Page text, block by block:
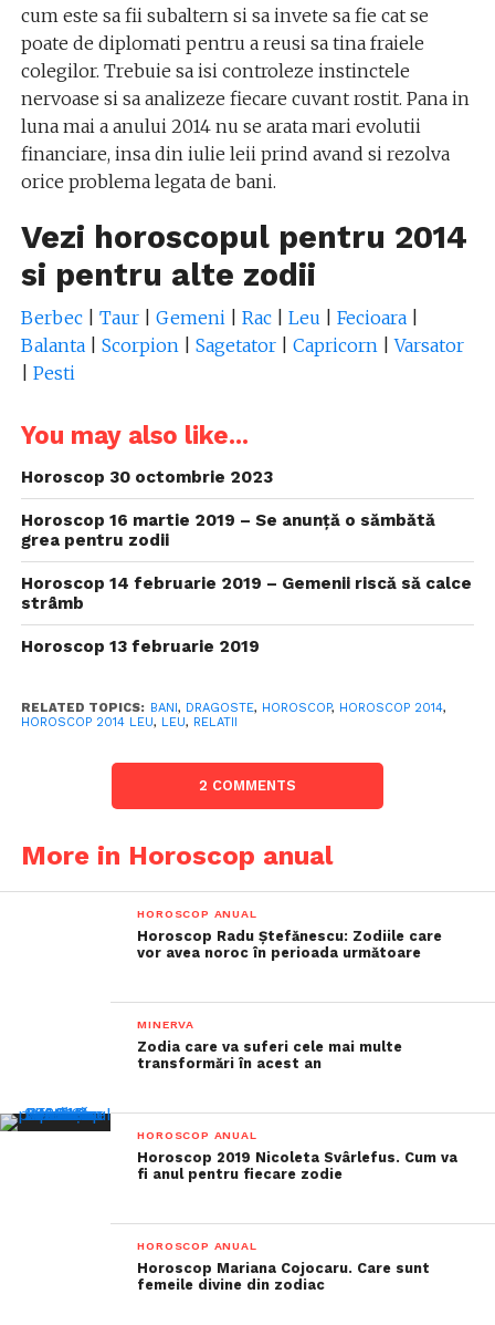
cum este sa fii subaltern si sa invete sa fie cat se
poate de diplomati pentru a reusi sa tina fraiele
colegilor. Trebuie sa isi controleze instinctele
nervoase si sa analizeze fiecare cuvant rostit. Pana in
luna mai a anului 2014 nu se arata mari evolutii
financiare, insa din iulie leii prind avand si rezolva
orice problema legata de bani.
Vezi horoscopul pentru 2014
si pentru alte zodii
Berbec| Taur| Gemeni| Rac| Leu Fecioara|
Balanta| Scorpion| Sagetator| Capricorn|Varsator
Pesti
You may also like...
Horoscop 30 octombrie 2023
Horoscop 16 martie 2019 – Se anunță o sămbătă
grea pentru zodii
Horoscop 14 februarie 2019 – Gemenii riscă să calce
strâmb
Horoscop 13 februarie 2019
RELATED TOPICS: BANI, DRAGOSTE, HOROSCOP, HOROSCOP 2014,
HOROSCOP 2014 LEU, LEU, RELATII
2 COMMENTS
More in Horoscop anual
HOROSCOP ANUAL
Horoscop Radu Ștefănescu: Zodiile care
vor avea noroc în perioada următoare
MINERVA
Zodia care va suferi cele mai multe
transformări în acest an
HOROSCOP ANUAL
Horoscop 2019 Nicoleta Svârlefus. Cum va
fi anul pentru fiecare zodie
HOROSCOP ANUAL
Horoscop Mariana Cojocaru. Care sunt
femeile divine din zodiac